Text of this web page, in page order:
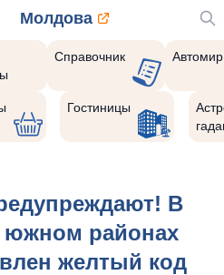
Молдова
Справочник Автомир
Гостиницы
В
южном районах
желтый код